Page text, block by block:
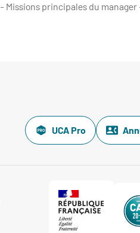
- Missions principales du
UCA Pro